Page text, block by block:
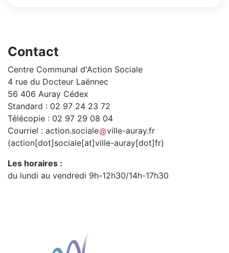
Contact
Centre Communal d'Action Sociale
4 rue du Docteur Laënnec
56 406 Auray Cédex
Standard : 02 97 24 23 72
Télécopie : 02 97 29 08 04
Courriel : action.sociale ville-auray.fr
(action[dot]sociale[at]ville-auray[dot]fr)
Les horaires :
du lundi au vendredi 9h-12h30/14h-17h30